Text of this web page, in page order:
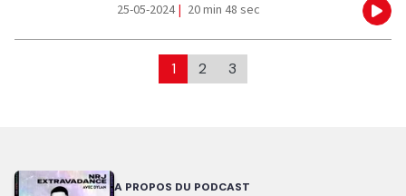
25-05-2024 | 20 min 48 sec
1 2 3
A PROPOS DU PODCAST